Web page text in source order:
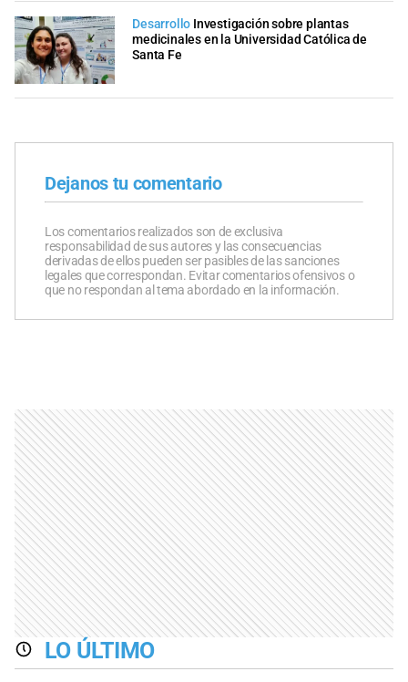
Desarrollo Investigación sobre plantas
medicinales en la Universidad Católica de
Santa Fe
Dejanos tu comentario
Los comentarios realizados son de exclusiva
responsabilidad de sus autores y las consecuencias
derivadas de ellos pueden ser pasibles de las sanciones
legales que correspondan. Evitar comentarios ofensivos o
que no respondan al tema abordado en la información.
LO ÚLTIMO